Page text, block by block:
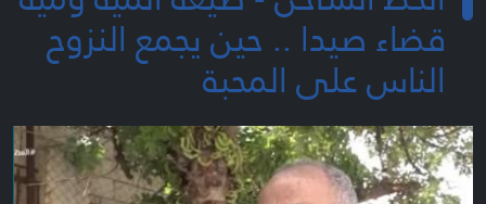
قضاء صيدا .. حين يجمع النزوح
الناس على المحبة